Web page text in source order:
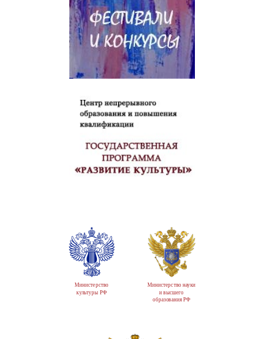
Министерство
культуры РФ
Министерство науки
и высшего
образования РФ